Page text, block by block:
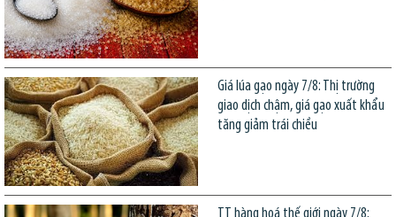
Giá lúa gạo ngày 7/8: Thị trường
giao dịch chậm, giá gạo xuất khẩu
tăng giảm trái chiều